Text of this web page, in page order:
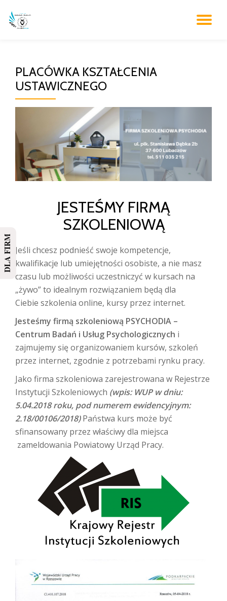
Przejdź
PLACÓWKA KSZTAŁCENIA
USTAWICZNEGO
JESTEŚMY FIRMĄ
SZKOLENIOWĄ
Jeśli chcesz podnieść swoje kompetencje,
kwalifikacje lub umiejętności osobiste, a nie masz
czasu lub możliwości uczestniczyć w kursach na
„żywo” to idealnym rozwiązaniem będą dla
Ciebie szkolenia online, kursy przez internet.
Jesteśmy firmą szkoleniową PSYCHODIA –
Centrum Badań i Usług Psychologicznych i
zajmujemy się organizowaniem kursów, szkoleń
przez internet, zgodnie z potrzebami rynku pracy.
Jako firma szkoleniowa zarejestrowana w Rejestrze
Instytucji Szkoleniowych (wpis: WUP w dniu:
5.04.2018 roku, pod numerem ewidencyjnym:
2.18/00106/2018) Państwa kurs może być
sfinansowany przez właściwy dla miejsca
zameldowania Powiatowy Urząd Pracy.
DLA FIRM